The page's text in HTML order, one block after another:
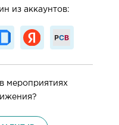
из аккаунтов:
мероприятиях